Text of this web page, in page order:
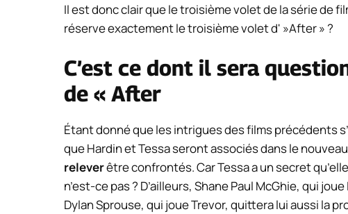
Il est donc clair que le troisième volet de la série de
réserve exactement le troisième volet d' »After » ?
C’est ce dont il sera
de « After
Étant donné que les intrigues des films précédents
que Hardin et Tessa seront associés dans le
releverêtre confrontés. Car Tessa a un secret
n’est-ce pas ? D’ailleurs, Shane Paul McGhie, qui
Dylan Sprouse, qui joue Trevor, quittera lui aussi la